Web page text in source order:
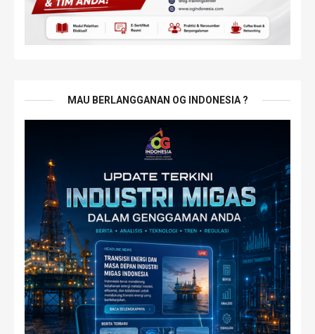
MAU BERLANGGANAN OG INDONESIA ?